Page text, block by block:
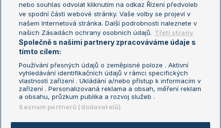
Fotbalové přestupy
Livesport Daily
LS Prague Open
Podmínky užití
Nastavení soukromí
GDPR a žurnalistika
Reklama
Kontakt
Informace o zpracování osobních
údajů
nebo souhlas odvolat kliknutím na odkaz Řízení předvoleb
ve spodní části webové stránky. Vaše volby se projeví v
našem Internetová stránka. Další podrobnosti naleznete v
našich Zásadách ochrany osobních údajů. Třetí strany
Společně s našimi partnery zpracováváme údaje s
tímto cílem:
Používání přesných údajů o zeměpisné poloze . Aktivní
vyhledávání identifikačních údajů v rámci specifických
vlastností zařízení . Ukládání a/nebo přístup k informacím v
zařízení . Personalizovaná reklama a obsah, měření reklam
a obsahu, průzkum publika a rozvoj služeb .
Seznam partnerů (dodavatelů)